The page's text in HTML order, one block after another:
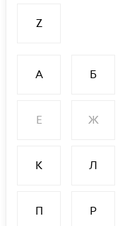
Z
А Б
Е Ж
К Л
П Р